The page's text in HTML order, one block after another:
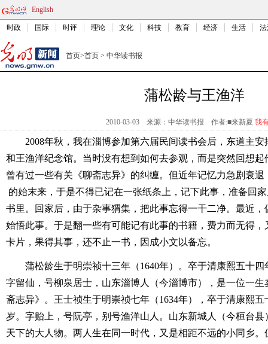
English
时政 国际 时评 理论 文化 科技 教育 经济 生活
首页>首页 > 中华读书报
蒲松龄与王渔洋
2010-03-03 来源：中华读书报 作者:■来新夏 我
2008年秋，我在淄博参加第六届民间读书会后，东道主
和王渔洋纪念馆。当时没有想到如何去参观，而是突然回想
曾有过一些有关《聊斋志异》的纠缠。但近年记忆力急剧衰
的始末来，于是不得已记在一张纸条上，记下此事，准备回
书里。回家后，由于杂事猬集，把此事忘得一干二净。最近
始悟此事。于是翻一些有可能记有此事的书籍，费力而无得
卡片，果得其事，还不止一书，因成小文以备忘。
蒲松龄生于明崇祯十三年（1640年）。卒于清康熙五十四
字留仙，号柳泉居士，山东淄博人（今淄博市），是一位一
斋志异》。王士祯生于明崇祯七年（1634年），卒于清康熙五
岁。字贻上，号阮亭，别号渔洋山人。山东新城人（今桓台
天下的大人物。两人生在同一时代，又是相距不远的小同乡